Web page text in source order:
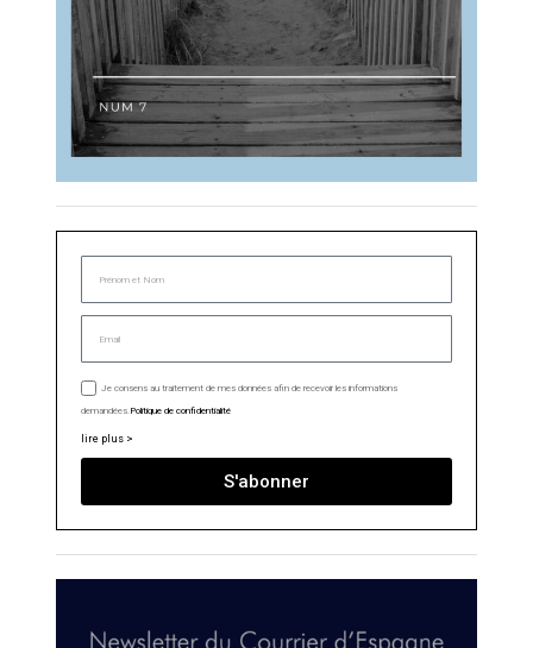
Je consens au traitement de mes données afin de recevoir les informations
demandées.Politique de confidentialité
lire plus >
S'abonner